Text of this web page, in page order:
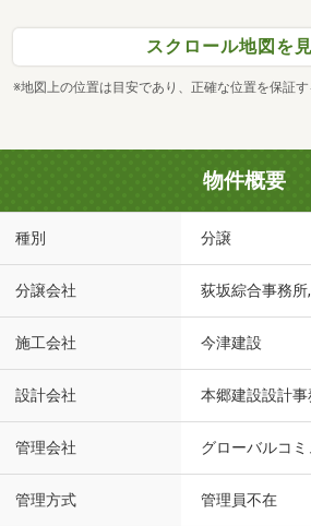
スクロール地図を
※地図上の位置は目安であり、正確な位置を保証す
物件概要
種別 分譲
分譲会社 荻坂綜合事務
施工会社 今津建設
設計会社 本郷建設設計事
管理会社 グローバルコミ
管理方式 管理員不在